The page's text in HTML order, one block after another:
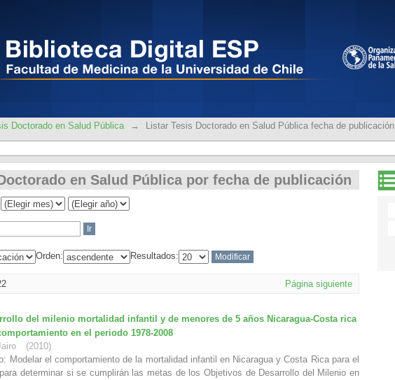
Doctorado en Salud Pública → Listar Tesis Doctorado en Salud Pública fecha de publicación
en Salud Pública por fecha de publicación
Orden: Resultados:
Página siguiente
del milenio mortalidad infantil y de menores de 5 años Nicaragua-Costa rica
en el periodo 1978-2008
(2010)
Modelar el comportamiento de la mortalidad infantil en Nicaragua y Costa Rica para el
determinar si se cumplirán las metas de los Objetivos de Desarrollo del Milenio en